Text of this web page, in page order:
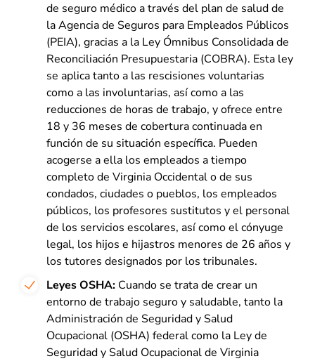
de seguro médico a través del plan de salud de
la Agencia de Seguros para Empleados Públicos
(PEIA), gracias a la Ley Ómnibus Consolidada de
Reconciliación Presupuestaria (COBRA). Esta ley
se aplica tanto a las rescisiones voluntarias
como a las involuntarias, así como a las
reducciones de horas de trabajo, y ofrece entre
18 y 36 meses de cobertura continuada en
función de su situación específica. Pueden
acogerse a ella los empleados a tiempo
completo de Virginia Occidental o de sus
condados, ciudades o pueblos, los empleados
públicos, los profesores sustitutos y el personal
de los servicios escolares, así como el cónyuge
legal, los hijos e hijastros menores de 26 años y
los tutores designados por los tribunales.
Leyes OSHA: Cuando se trata de crear un
entorno de trabajo seguro y saludable, tanto la
Administración de Seguridad y Salud
Ocupacional (OSHA) federal como la Ley de
Seguridad y Salud Ocupacional de Virginia